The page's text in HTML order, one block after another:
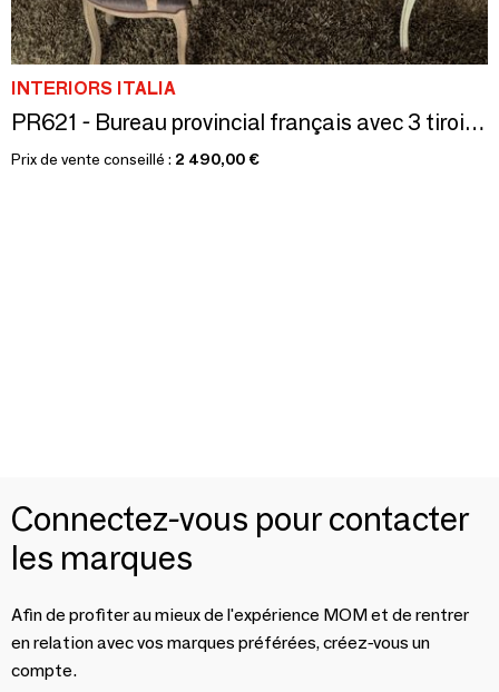
INTERIORS ITALIA
PR621 - Bureau provincial français avec 3 tiroirs et plateau en chêne
Prix de vente conseillé : 2 490,00 €
Connectez-vous pour contacter
les marques
Afin de profiter au mieux de l'expérience MOM et de rentrer
en relation avec vos marques préférées, créez-vous un
compte.